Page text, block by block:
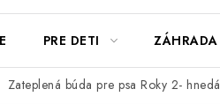
PRE DETI ZÁHRADA
Zateplená búda pre psa Roky 2- hnedá